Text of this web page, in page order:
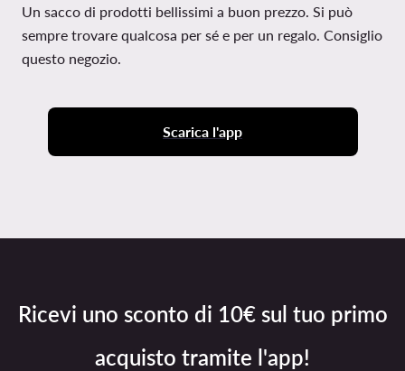
Un sacco di prodotti bellissimi a buon prezzo. Si può
sempre trovare qualcosa per sé e per un regalo. Consiglio
questo negozio.
Scarica l'app
Ricevi uno sconto di 10€ sul tuo primo
acquisto tramite l'app!